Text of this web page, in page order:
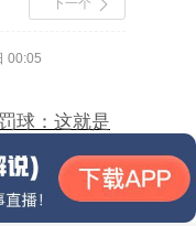
00:05
下一个
球：这就是